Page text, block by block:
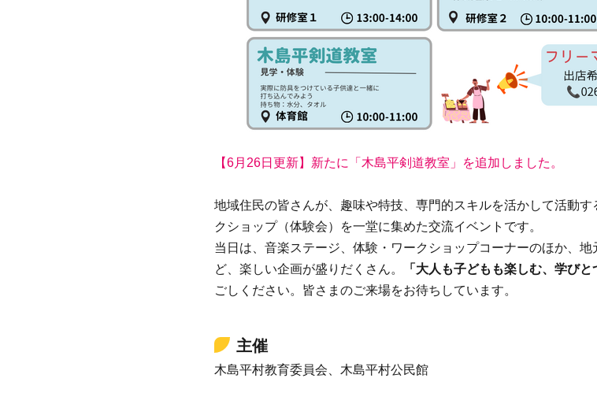
【6月26日更新】新たに「木島平剣道教室」を追加しました。
地域住民の皆さんが、趣味や特技、専門的スキルを活かして活動
クショップ（体験会）を一堂に集めた交流イベントです。
当日は、音楽ステージ、体験・ワークショップコーナーのほか、
ど、楽しい企画が盛りだくさん。
「大人も子どもも楽しむ、学びと
ごしください。皆さまのご来場をお待ちしています。
主催
木島平村教育委員会、木島平村公民館